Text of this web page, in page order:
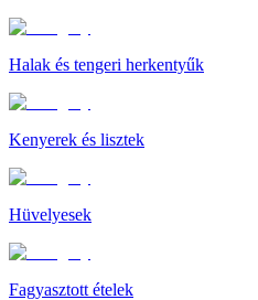
Halak és tengeri herkentyűk
Kenyerek és lisztek
Hüvelyesek
Fagyasztott ételek